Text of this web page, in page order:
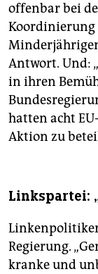
offenbar bei
Koordinierung
Antwort. Und:
in ihren
hatten acht
Aktion zu
Linkspartei:
Regierung.
kranke und